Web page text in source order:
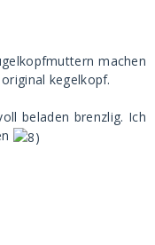
machen
kegelkopf.
beladen brenzlig. Ich